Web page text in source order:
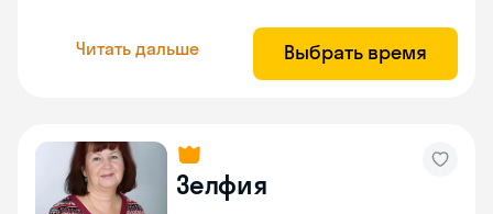
Читать дальше Выбрать время
Зелфия